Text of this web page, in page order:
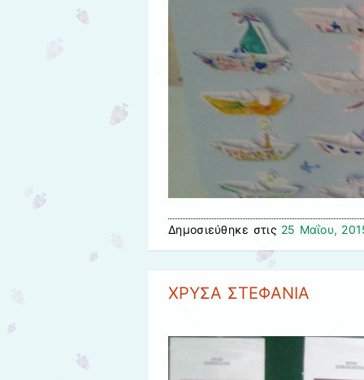
Δημοσιεύθηκε στις 25 Μαΐου,
ΧΡΥΣΑ ΣΤΕΦΑΝΙΑ